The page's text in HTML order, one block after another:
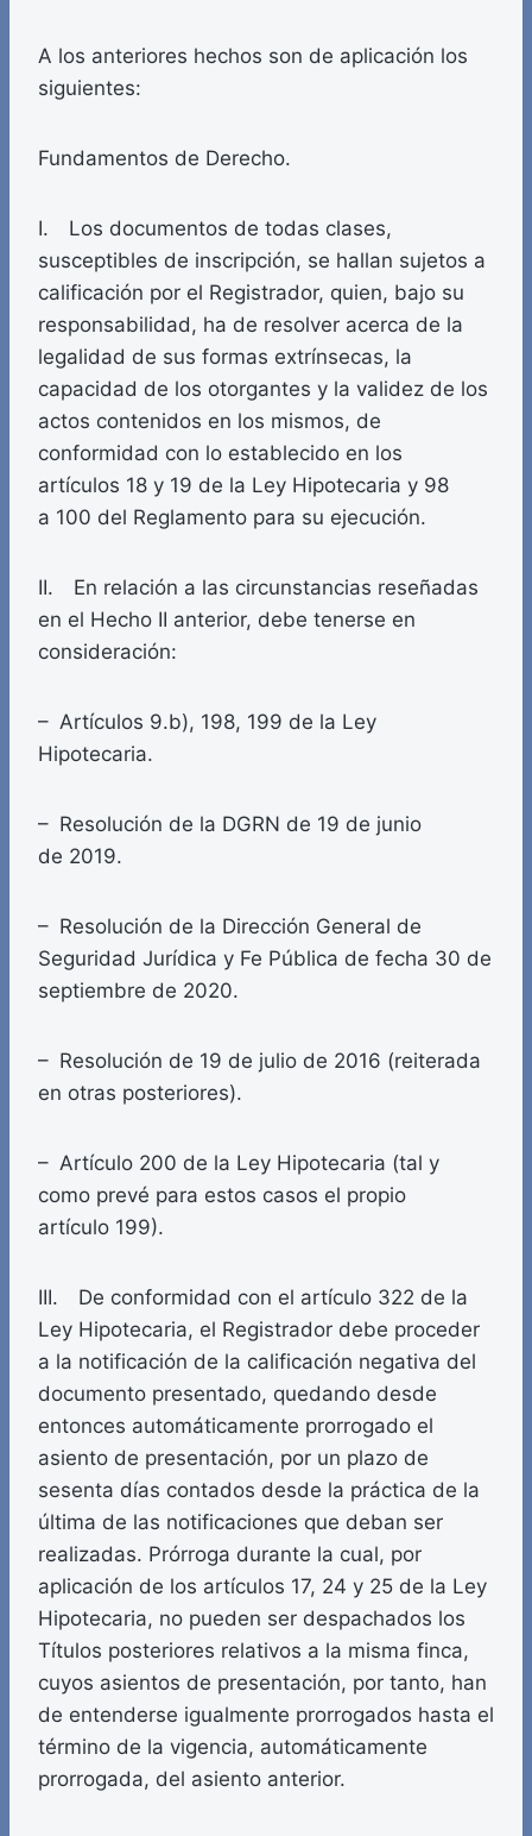
A los anteriores hechos son de aplicación los
siguientes:
Fundamentos de Derecho.
I. Los documentos de todas clases,
susceptibles de inscripción, se hallan sujetos a
calificación por el Registrador, quien, bajo su
responsabilidad, ha de resolver acerca de la
legalidad de sus formas extrínsecas, la
capacidad de los otorgantes y la validez de los
actos contenidos en los mismos, de
conformidad con lo establecido en los
artículos 18 y 19 de la Ley Hipotecaria y 98
a 100 del Reglamento para su ejecución.
II. En relación a las circunstancias reseñadas
en el Hecho II anterior, debe tenerse en
consideración:
– Artículos 9.b), 198, 199 de la Ley
Hipotecaria.
– Resolución de la DGRN de 19 de junio
de 2019.
– Resolución de la Dirección General de
Seguridad Jurídica y Fe Pública de fecha 30 de
septiembre de 2020.
– Resolución de 19 de julio de 2016 (reiterada
en otras posteriores).
– Artículo 200 de la Ley Hipotecaria (tal y
como prevé para estos casos el propio
artículo 199).
III. De conformidad con el artículo 322 de la
Ley Hipotecaria, el Registrador debe proceder
a la notificación de la calificación negativa del
documento presentado, quedando desde
entonces automáticamente prorrogado el
asiento de presentación, por un plazo de
sesenta días contados desde la práctica de la
última de las notificaciones que deban ser
realizadas. Prórroga durante la cual, por
aplicación de los artículos 17, 24 y 25 de la Ley
Hipotecaria, no pueden ser despachados los
Títulos posteriores relativos a la misma finca,
cuyos asientos de presentación, por tanto, han
de entenderse igualmente prorrogados hasta el
término de la vigencia, automáticamente
prorrogada, del asiento anterior.